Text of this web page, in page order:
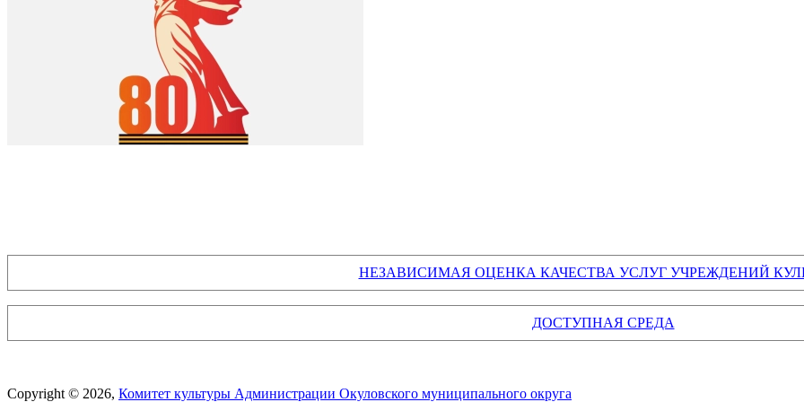
НЕЗАВИСИМАЯ ОЦЕНКА КАЧЕСТВА УСЛУГ УЧРЕЖДЕНИЙ
ДОСТУПНАЯ СРЕДА
Copyright © 2026, Комитет культуры Администрации Окуловского муниципального округа